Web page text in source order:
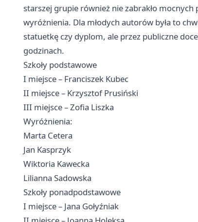
starszej grupie również nie zabrakło
wyróżnienia. Dla młodych autorów była to
statuetkę czy dyplom, ale przez publiczne
godzinach.
Szkoły podstawowe
I miejsce – Franciszek Kubec
II miejsce – Krzysztof Prusiński
III miejsce – Zofia Liszka
Wyróżnienia:
Marta Cetera
Jan Kasprzyk
Wiktoria Kawecka
Lilianna Sadowska
Szkoły ponadpodstawowe
I miejsce – Jana Gołyźniak